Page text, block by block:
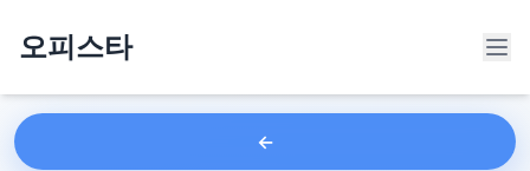
오피스타